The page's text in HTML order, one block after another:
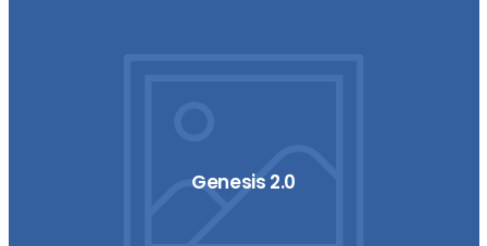
Genesis 2.0